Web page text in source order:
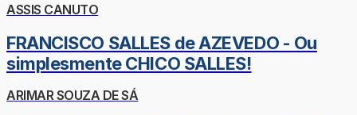
ASSIS CANUTO
FRANCISCO SALLES de AZEVEDO - Ou
simplesmente CHICO SALLES!
ARIMAR SOUZA DE SÁ